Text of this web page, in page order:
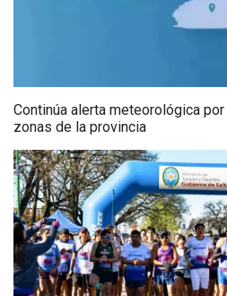
Continúa alerta meteorológica
zonas de la provincia